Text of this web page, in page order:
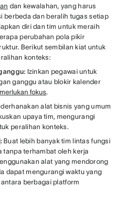
dan kewalahan, yang harus
berbeda dan beralih tugas setiap
diri dan tim untuk meraih
perubahan pola pikir
Berikut sembilan kiat untuk
konteks:
Izinkan pegawai untuk
ganggu atau blokir kalender
fokus.
alat bisnis yang umum
upaya tim, mengurangi
peralihan konteks.
:Buat lebih banyak tim lintas fungsi
tanpa terhambat oleh kerja
alat yang mendorong
dapat mengurangi waktu yang
berbagai platform